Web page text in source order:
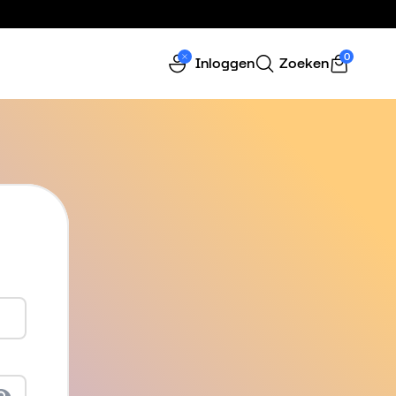
Inloggen Zoeken 0